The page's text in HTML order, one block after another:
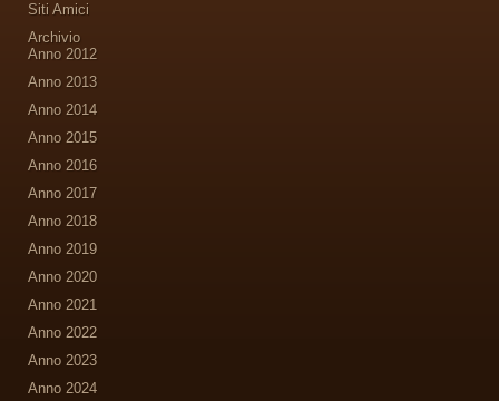
Siti Amici
Archivio
Anno 2012
Anno 2013
Anno 2014
Anno 2015
Anno 2016
Anno 2017
Anno 2018
Anno 2019
Anno 2020
Anno 2021
Anno 2022
Anno 2023
Anno 2024